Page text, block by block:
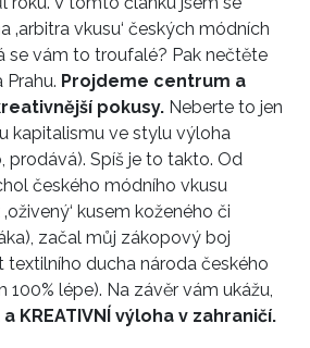
‚arbitra vkusu‘ českých módních
se vám to troufalé? Pak nečtěte
Projdeme centrum a
pokusy. Neberte to jen
kapitalismu ve stylu výloha
prodává). Spíš je to takto. Od
českého módního vkusu
kusem koženého či
začal můj zákopový boj
ducha národa českého
100% lépe). Na závěr vám ukážu,
a KREATIVNÍ výloha v zahraničí.